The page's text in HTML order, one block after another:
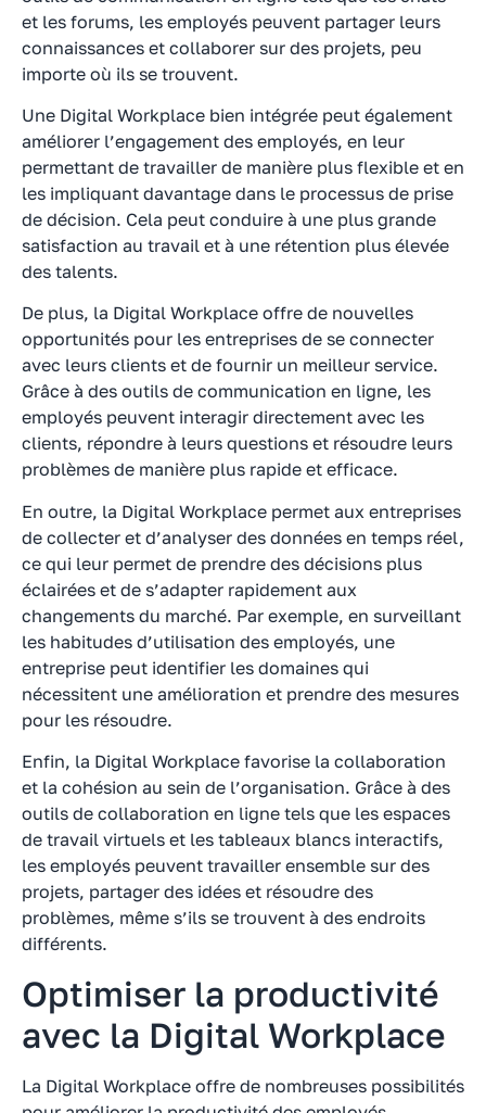
et les forums, les employés peuvent partager leurs
connaissances et collaborer sur des projets, peu
importe où ils se trouvent.
Une Digital Workplace bien intégrée peut également
améliorer l’engagement des employés, en leur
permettant de travailler de manière plus flexible et en
les impliquant davantage dans le processus de prise
de décision. Cela peut conduire à une plus grande
satisfaction au travail et à une rétention plus élevée
des talents.
De plus, la Digital Workplace offre de nouvelles
opportunités pour les entreprises de se connecter
avec leurs clients et de fournir un meilleur service.
Grâce à des outils de communication en ligne, les
employés peuvent interagir directement avec les
clients, répondre à leurs questions et résoudre leurs
problèmes de manière plus rapide et efficace.
En outre, la Digital Workplace permet aux entreprises
de collecter et d’analyser des données en temps réel,
ce qui leur permet de prendre des décisions plus
éclairées et de s’adapter rapidement aux
changements du marché. Par exemple, en surveillant
les habitudes d’utilisation des employés, une
entreprise peut identifier les domaines qui
nécessitent une amélioration et prendre des mesures
pour les résoudre.
Enfin, la Digital Workplace favorise la collaboration
et la cohésion au sein de l’organisation. Grâce à des
outils de collaboration en ligne tels que les espaces
de travail virtuels et les tableaux blancs interactifs,
les employés peuvent travailler ensemble sur des
projets, partager des idées et résoudre des
problèmes, même s’ils se trouvent à des endroits
différents.
Optimiser la productivité
avec la Digital Workplace
La Digital Workplace offre de nombreuses possibilités